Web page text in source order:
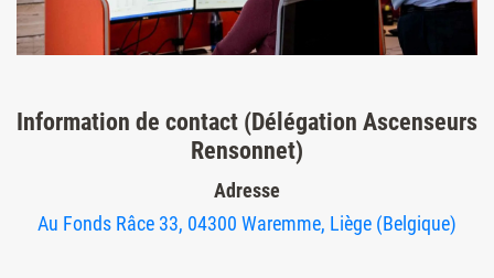
Information de contact (Délégation Ascenseurs
Rensonnet)
Adresse
Au Fonds Râce 33, 04300 Waremme, Liège (Belgique)